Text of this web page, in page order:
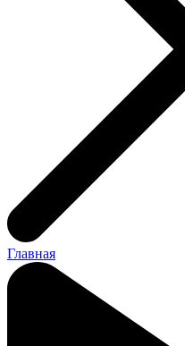
Главная